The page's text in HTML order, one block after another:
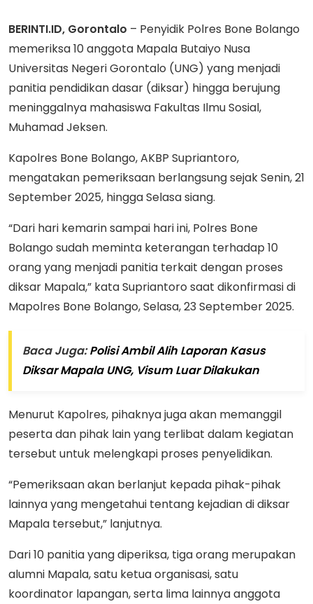
BERINTI.ID, Gorontalo – Penyidik Polres Bone Bolango
memeriksa 10 anggota Mapala Butaiyo Nusa
Universitas Negeri Gorontalo (UNG) yang menjadi
panitia pendidikan dasar (diksar) hingga berujung
meninggalnya mahasiswa Fakultas Ilmu Sosial,
Muhamad Jeksen.
Kapolres Bone Bolango, AKBP Supriantoro,
mengatakan pemeriksaan berlangsung sejak Senin, 21
September 2025, hingga Selasa siang.
“Dari hari kemarin sampai hari ini, Polres Bone
Bolango sudah meminta keterangan terhadap 10
orang yang menjadi panitia terkait dengan proses
diksar Mapala,” kata Supriantoro saat dikonfirmasi di
Mapolres Bone Bolango, Selasa, 23 September 2025.
Baca Juga:Polisi Ambil Alih Laporan Kasus
Diksar Mapala UNG, Visum Luar Dilakukan
Menurut Kapolres, pihaknya juga akan memanggil
peserta dan pihak lain yang terlibat dalam kegiatan
tersebut untuk melengkapi proses penyelidikan.
“Pemeriksaan akan berlanjut kepada pihak-pihak
lainnya yang mengetahui tentang kejadian di diksar
Mapala tersebut,” lanjutnya.
Dari 10 panitia yang diperiksa, tiga orang merupakan
alumni Mapala, satu ketua organisasi, satu
koordinator lapangan, serta lima lainnya anggota